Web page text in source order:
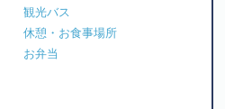
観光バス
休憩・お食事場所
お弁当